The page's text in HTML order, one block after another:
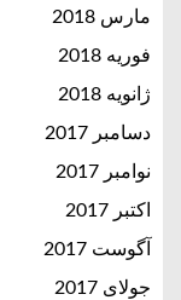
مارس 2018
فوریه 2018
ژانویه 2018
دسامبر 2017
نوامبر 2017
اکتبر 2017
آگوست 2017
جولای 2017